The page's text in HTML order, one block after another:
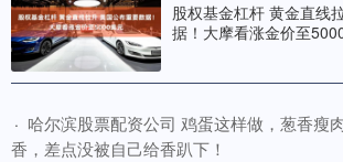
股权基金杠杆 黄金直线
据！大摩看涨金价至
· 哈尔滨股票配资公司 鸡蛋这样做，葱香瘦
香，差点没被自己给香趴下！